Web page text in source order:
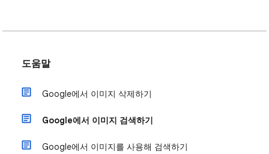
도움말
Google에서 이미지 삭제하기
Google에서 이미지 검색하기
Google에서 이미지를 사용해 검색하기